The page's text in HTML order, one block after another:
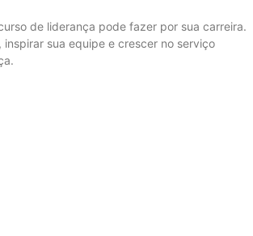
de liderança pode fazer por sua carreira.
inspirar sua equipe e crescer no serviço